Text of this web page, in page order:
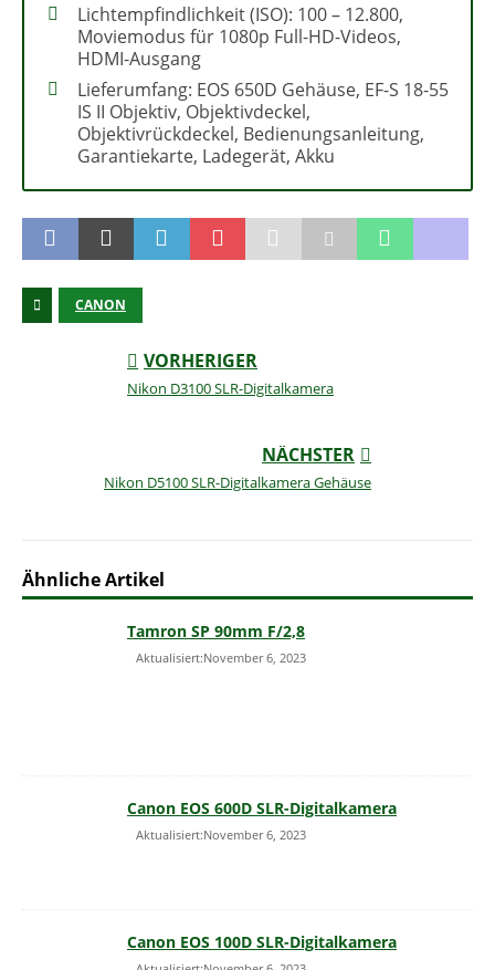
Lichtempfindlichkeit (ISO): 100 – 12.800,
Moviemodus für 1080p Full-HD-Videos,
HDMI-Ausgang
Lieferumfang: EOS 650D Gehäuse, EF-S 18-55
IS II Objektiv, Objektivdeckel,
Objektivrückdeckel, Bedienungsanleitung,
Garantiekarte, Ladegerät, Akku
CANON
VORHERIGER
Nikon D3100 SLR-Digitalkamera
NÄCHSTER
Nikon D5100 SLR-Digitalkamera Gehäuse
Ähnliche Artikel
Tamron SP 90mm F/2,8
Aktualisiert:November 6, 2023
Canon EOS 600D SLR-Digitalkamera
Aktualisiert:November 6, 2023
Canon EOS 100D SLR-Digitalkamera